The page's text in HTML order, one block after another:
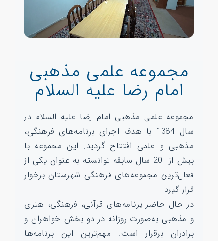
مجموعه علمی مذهبی
امام رضا علیه السلام
مجموعه علمی مذهبی امام رضا علیه السلام در
سال 1384 با هدف اجرای برنامه‌های فرهنگی،
مذهبی و علمی افتتاح گردید. این مجموعه با
بیش از 20 سال سابقه توانسته به عنوان یکی از
فعال‌ترین مجموعه‌های فرهنگی شهرستان برخوار
قرار گیرد.
در حال حاضر برنامه‌های قرآنی، فرهنگی، هنری
و مذهبی به‌صورت روزانه در دو بخش خواهران و
برادران برقرار است. مهم‌ترین این برنامه‌ها